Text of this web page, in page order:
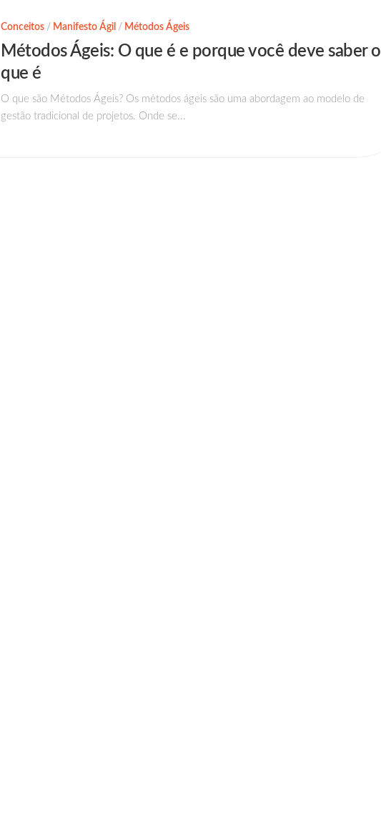
Conceitos / Manifesto Ágil / Métodos Ágeis
Métodos Ágeis: O que é e porque você deve saber o
que é
O que são Métodos Ágeis? Os métodos ágeis são uma abordagem ao modelo de
gestão tradicional de projetos. Onde se...